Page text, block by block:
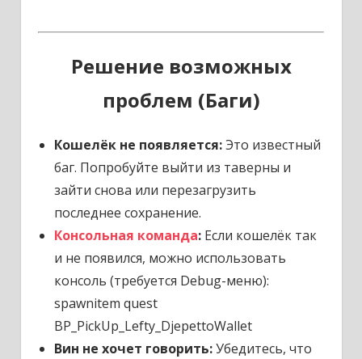
Решение возможных
проблем (Баги)
Кошелёк не появляется:Это известный
баг. Попробуйте выйти из таверны и
зайти снова или перезагрузить
последнее сохранение.
Консольная команда:Если кошелёк так
и не появился, можно использовать
консоль (требуется Debug-меню):
spawnitem quest
BP_PickUp_Lefty_DjepettoWallet
Вин не хочет говорить:Убедитесь, что